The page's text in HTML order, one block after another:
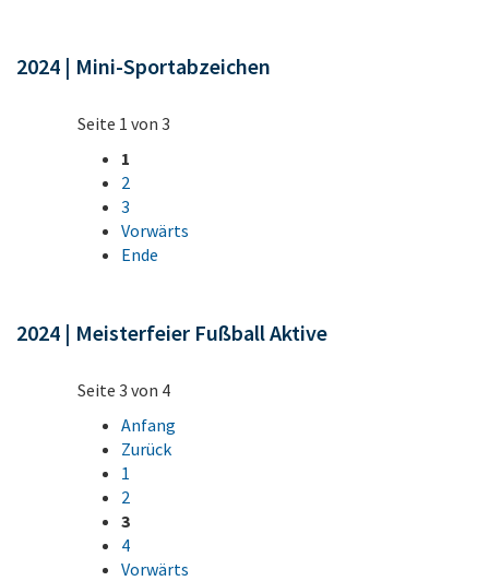
2024 | Mini-Sportabzeichen
Seite 1 von 3
1
2
3
Vorwärts
Ende
2024 | Meisterfeier Fußball Aktive
Seite 3 von 4
Anfang
Zurück
1
2
3
4
Vorwärts